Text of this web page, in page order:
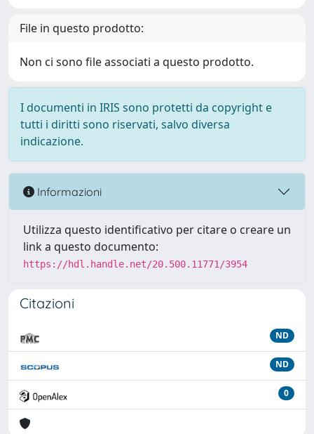
File in questo prodotto:
Non ci sono file associati a questo prodotto.
I documenti in IRIS sono protetti da copyright e
tutti i diritti sono riservati, salvo diversa
indicazione.
Informazioni
Utilizza questo identificativo per citare o creare un
link a questo documento:
https://hdl.handle.net/20.500.11771/3954
Citazioni
ND
ND
0